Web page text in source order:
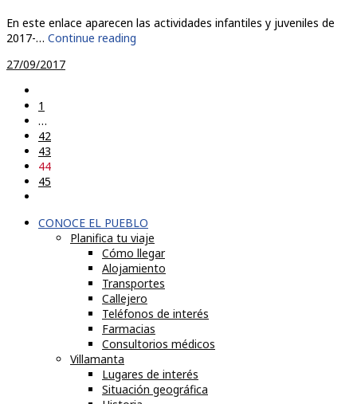
En este enlace aparecen las actividades infantiles y juveniles de
2017-… Continue reading
27/09/2017
1
…
42
43
44
45
CONOCE EL PUEBLO
Planifica tu viaje
Cómo llegar
Alojamiento
Transportes
Callejero
Teléfonos de interés
Farmacias
Consultorios médicos
Villamanta
Lugares de interés
Situación geográfica